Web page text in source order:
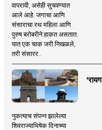
वापरावी, असेही सुचवण्यात
आले आहे. जगाचा आणि
संसाराचा रथ महिला आणि
पुरुष बरोबरीने हाकत असतात.
यात एक चाक जरी निखळले,
तरी संसारर..
नुकत्याच संपन्न झालेल्या
शिवराज्याभिषेक दिनाच्या